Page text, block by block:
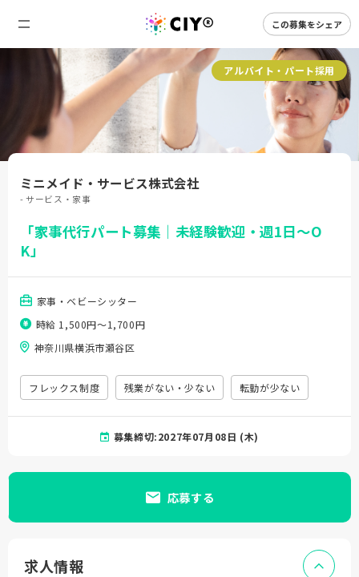
この募集をシェア
アルバイト・パート採用
ミニメイド・サービス株式会社
- サービス・家事
「家事代行パート募集｜未経験歓迎・週1日～O
K」
家事・ベビーシッター
時給 1,500円〜1,700円
神奈川県横浜市瀬谷区
フレックス制度 残業がない・少ない 転勤が少ない
募集締切:2027年07月08日 (木)
応募する
求人情報